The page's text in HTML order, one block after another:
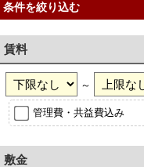
条件を絞り込む
賃料
～
管理費・共益費込み
敷金